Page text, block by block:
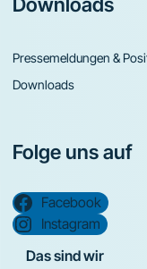
Pressemeldungen &
Downloads
Folge uns auf
Facebook
Instagram
Das sind wir